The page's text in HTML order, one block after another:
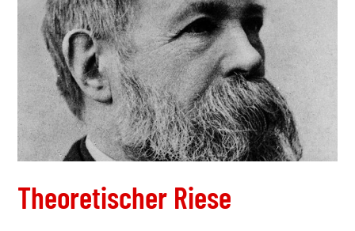
Theoretischer Riese